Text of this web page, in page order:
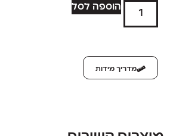
הוספה לסל
מדריך מידות